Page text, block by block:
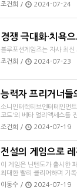
조건희 /
2024-07-24
경쟁 극대화·치욕
블루포션게임즈는 자사 최
조건희 /
2024-07-23
능력자 프리거너
소니인터랙티브엔터테인먼
코드'의 베타 얼리액세스를
조건희 /
2024-07-19
전설의 게임으로
이 게임은 닌텐도가 출시한
최대한 빨리 클리어하며 기
이동수 /
2024-07-19